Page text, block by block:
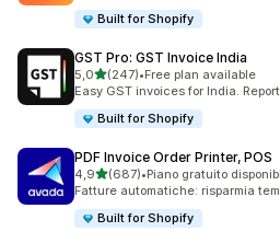
Built for Shopify
GST Pro: GST Invoice India
5,0stelle su 5
(247)
247 recensioni totali
•Free plan available
Easy GST invoices for India.
Built for Shopify
PDF Invoice Order Printer, POS
4,9stelle su 5
(687)
687 recensioni totali
•Piano gratuito
Fatture automatiche: risparmia
Built for Shopify